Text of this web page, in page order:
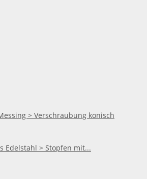
> Verschraubung konisch